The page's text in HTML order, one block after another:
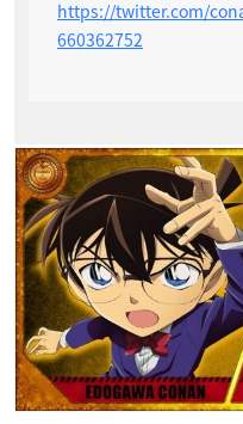
https://twitter.com/
660362752